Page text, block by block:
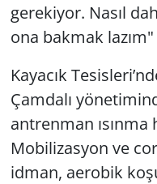
gerekiyor. Nasıl
ona bakmak
Kayacık
Çamdalı
antrenman ısınma
Mobilizasyon ve
idman, aerobik